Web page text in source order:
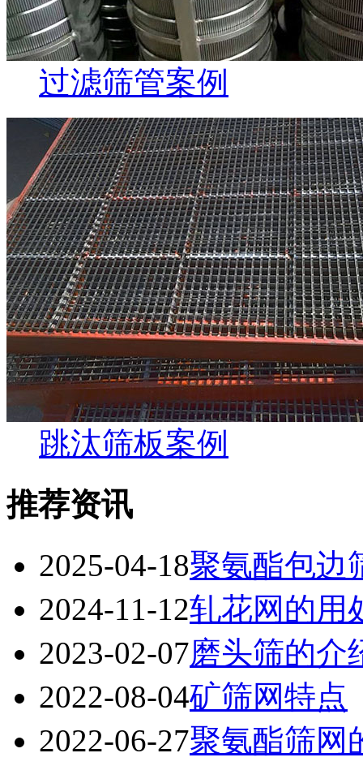
过滤筛管案例
跳汰筛板案例
推荐资讯
2025-04-18聚氨酯包边
2024-11-12轧花网的用
2023-02-07磨头筛的介
2022-08-04矿筛网特点
2022-06-27聚氨酯筛网